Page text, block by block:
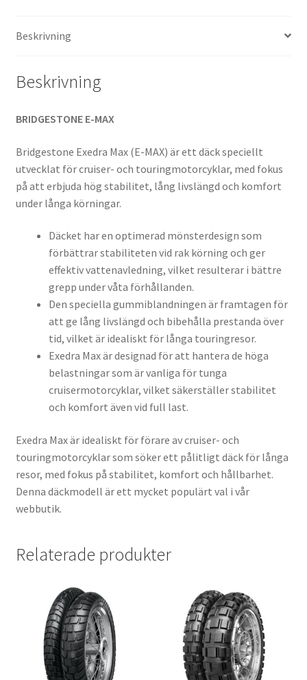
Beskrivning
Beskrivning
BRIDGESTONE E-MAX
Bridgestone Exedra Max (E-MAX) är ett däck speciellt
utvecklat för cruiser- och touringmotorcyklar, med fokus
på att erbjuda hög stabilitet, lång livslängd och komfort
under långa körningar.
Däcket har en optimerad mönsterdesign som
förbättrar stabiliteten vid rak körning och ger
effektiv vattenavledning, vilket resulterar i bättre
grepp under våta förhållanden.
Den speciella gummiblandningen är framtagen för
att ge lång livslängd och bibehålla prestanda över
tid, vilket är idealiskt för långa touringresor.
Exedra Max är designad för att hantera de höga
belastningar som är vanliga för tunga
cruisermotorcyklar, vilket säkerställer stabilitet
och komfort även vid full last.
Exedra Max är idealiskt för förare av cruiser- och
touringmotorcyklar som söker ett pålitligt däck för långa
resor, med fokus på stabilitet, komfort och hållbarhet.
Denna däckmodell är ett mycket populärt val i vår
webbutik.
Relaterade produkter